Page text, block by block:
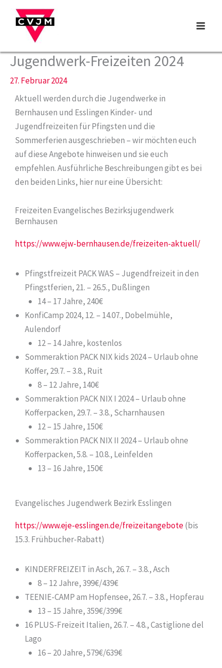
Zum
Inhalt
springen
Jugendwerk-Freizeiten 2024
27. Februar 2024
Aktuell werden durch die Jugendwerke in
Bernhausen und Esslingen Kinder- und
Jugendfreizeiten für Pfingsten und die
Sommerferien ausgeschrieben – wir möchten euch
auf diese Angebote hinweisen und sie euch
empfehlen. Ausführliche Beschreibungen gibt es bei
den beiden Links, hier nur eine Übersicht:
Freizeiten Evangelisches Bezirksjugendwerk
Bernhausen
https://www.ejw-bernhausen.de/freizeiten-aktuell/
Pfingstfreizeit PACK WAS – Jugendfreizeit in den
Pfingstferien, 21. – 26.5., Dußlingen
14 – 17 Jahre, 240€
KonfiCamp 2024, 12. – 14.07., Dobelmühle,
Aulendorf
12 – 14 Jahre, kostenlos
Sommeraktion PACK NIX kids 2024 – Urlaub ohne
Koffer, 29.7. – 3.8., Ruit
8 – 12 Jahre, 140€
Sommeraktion PACK NIX I 2024 – Urlaub ohne
Kofferpacken, 29.7. – 3.8., Scharnhausen
12 – 15 Jahre, 150€
Sommeraktion PACK NIX II 2024 – Urlaub ohne
Kofferpacken, 5.8. – 10.8., Leinfelden
13 – 16 Jahre, 150€
Evangelisches Jugendwerk Bezirk Esslingen
https://www.eje-esslingen.de/freizeitangebote(bis
15.3. Frühbucher-Rabatt)
KINDERFREIZEIT in Asch, 26.7. – 3.8., Asch
8 – 12 Jahre, 399€/439€
TEENIE-CAMP am Hopfensee, 26.7. – 3.8., Hopferau
13 – 15 Jahre, 359€/399€
16 PLUS-Freizeit Italien, 26.7. – 4.8., Castiglione del
Lago
16 – 20 Jahre, 579€/639€